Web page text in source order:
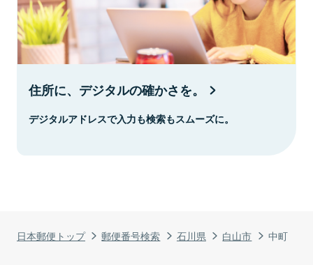
日本郵便トップ 郵便番号検索 石川県 白山市 中町
住所に、デジタルの確かさを。
デジタルアドレスで入力も検索もスムーズに。